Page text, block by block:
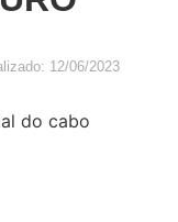
12/06/2023